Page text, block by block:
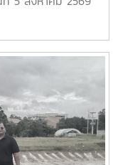
cultural
The ceremony
for preserving
one generation
Professor Dr.
Faculty’s
beyond academic
recognizes
awareness,
and a strong sense
จที่เกี่ยวข้องกับ
ต็มไปด้วยความ
อทำซูชิด้วยตนเอง
ะวิทยากร พร้อมนำ
ห็นถึงการจัดการ
ประสบการณ์วิชาชีพ”
แนวทางของคณะ
นการพัฒนาการเรียน
พ – ผู้เชี่ยวชาญ –
ความรู้ด้านทรัพยากร
Prawn Industry
สัตว์น้ำ ภายใต้หัวข้อ
เพื่อเสริมสร้าง
าญในภาค
าขาประมงและผู้
ากรผู้ทรงคุณวุฒิ 3
วไป บริษัท โกรเบสท์
กุ้งก้ามกรามครบ
ดการบริหารธุรกิจ